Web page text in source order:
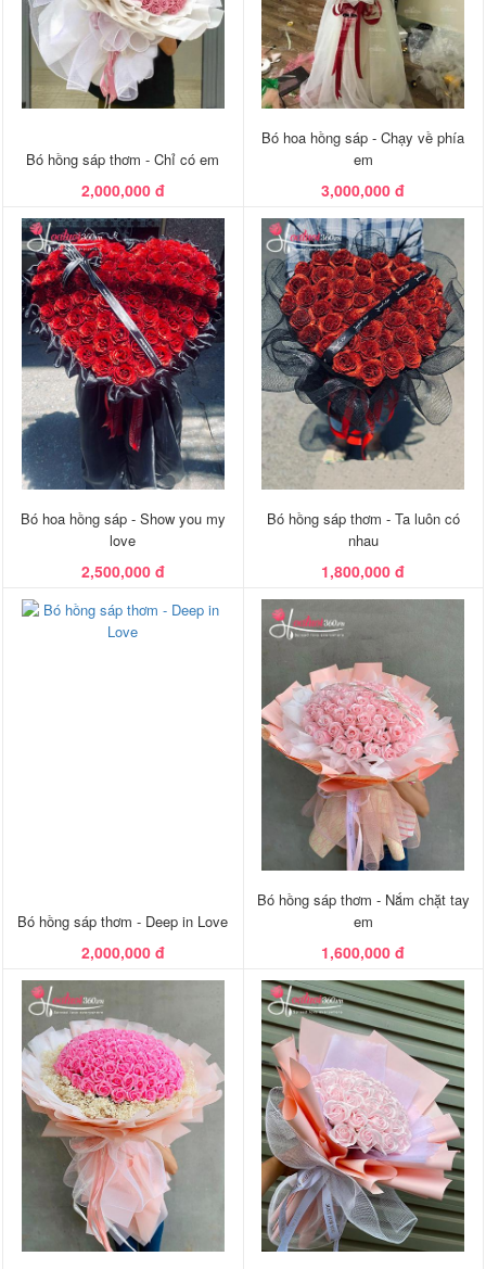
Bó hồng sáp thơm - Chỉ có em
2,000,000 đ
Bó hoa hồng sáp - Chạy về phía
em
3,000,000 đ
Bó hoa hồng sáp - Show you my
love
2,500,000 đ
Bó hồng sáp thơm - Ta luôn có
nhau
1,800,000 đ
Bó hồng sáp thơm - Deep in Love
2,000,000 đ
Bó hồng sáp thơm - Nắm chặt tay
em
1,600,000 đ